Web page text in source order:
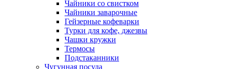
Чайники со свистком
Чайники заварочные
Гейзерные кофеварки
Турки для кофе, джезвы
Чашки кружки
Термосы
Подстаканники
Чугунная посуда